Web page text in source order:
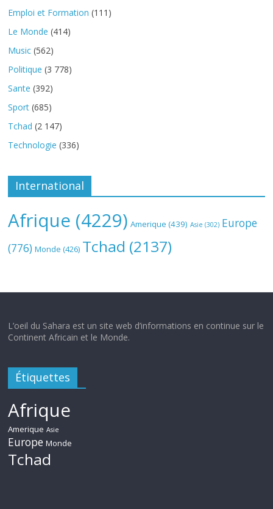
Emploi et Formation (111)
Le Monde (414)
Music (562)
Politique (3 778)
Sante (392)
Sport (685)
Tchad (2 147)
Technologie (336)
International
Afrique (4229) Amerique (439) Asie (302) Europe
(776) Monde (426) Tchad (2137)
L’oeil du Sahara est un site web d’informations en continue sur le
Continent Africain et le Monde.
Étiquettes
Afrique
Amerique Asie
Europe Monde
Tchad